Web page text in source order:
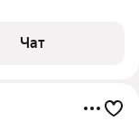
Чат